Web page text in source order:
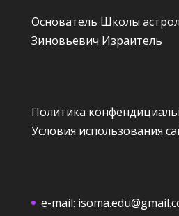
Основатель Школы
Зиновьевич Израитель
Политика
Условия использования
e-mail: